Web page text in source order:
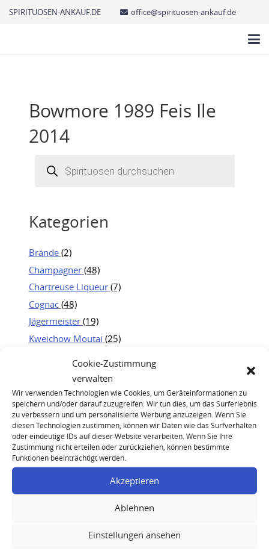
Cookie-Zustimmung
verwalten
Wir verwenden Technologien wie Cookies, um Geräteinformationen zu
speichern und/oder darauf zuzugreifen. Wir tun dies, um das Surferlebnis
zu verbessern und um personalisierte Werbung anzuzeigen. Wenn Sie
diesen Technologien zustimmen, können wir Daten wie das Surfverhalten
oder eindeutige IDs auf dieser Website verarbeiten. Wenn Sie Ihre
Zustimmung nicht erteilen oder zurückziehen, können bestimmte
Funktionen beeinträchtigt werden.
Akzeptieren
Ablehnen
Einstellungen ansehen
SPIRITUOSEN-ANKAUF.DE office@spirituosen-ankauf.de
Bowmore 1989 Feis Ile
2014
search
Kategorien
Brände (2)
Champagner (48)
Chartreuse Liqueur (7)
Cognac (48)
Jägermeister (19)
Kweichow Moutai (25)
Whisky (83)
Bowmore 1989 24 Years Feis Ile 2014 Single Malt